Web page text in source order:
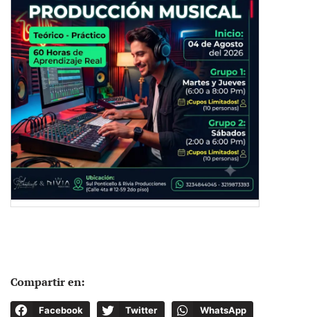
Compartir en:
Facebook Twitter WhatsApp